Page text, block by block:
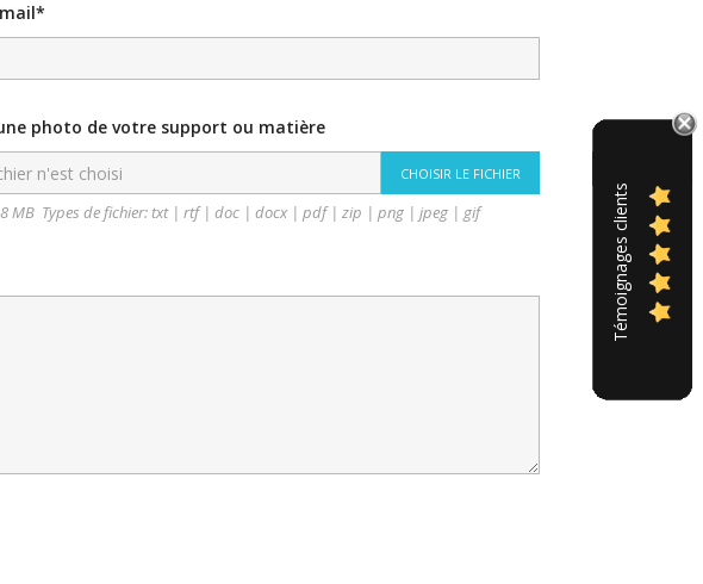
photo de votre support ou matière
CHOISIR LE FICHIER
8 MB Types de fichier: txt | rtf | doc | docx | pdf | zip | png | jpeg | gif Témoignages clients